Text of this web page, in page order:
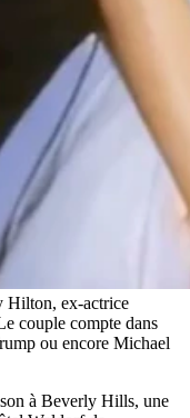
Hilton, ex-actrice
couple compte dans
ou encore Michael
à Beverly Hills, une